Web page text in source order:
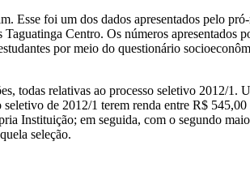
Esse foi um dos dados apresentados pelo
Centro. Os números apresentados
por meio do questionário
todas relativas ao processo seletivo 2012/1.
de 2012/1 terem renda entre R$
Instituição; em seguida, com o segundo
seleção.